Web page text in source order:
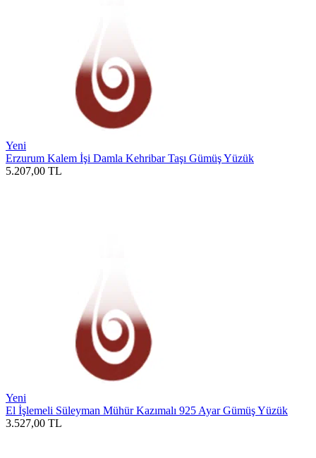
Yeni
Erzurum Kalem İşi Damla Kehribar Taşı Gümüş Yüzük
5.207,00 TL
Yeni
El İşlemeli Süleyman Mühür Kazımalı 925 Ayar Gümüş Yüzük
3.527,00 TL